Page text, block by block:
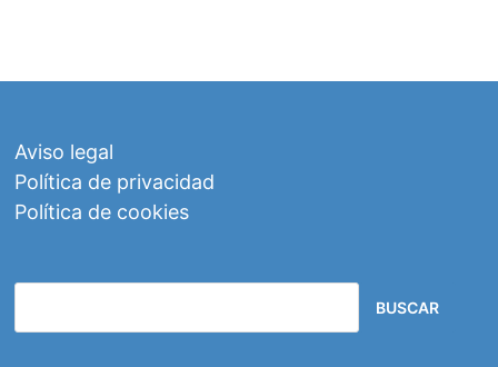
Aviso legal
Política de privacidad
Política de cookies
BUSCAR